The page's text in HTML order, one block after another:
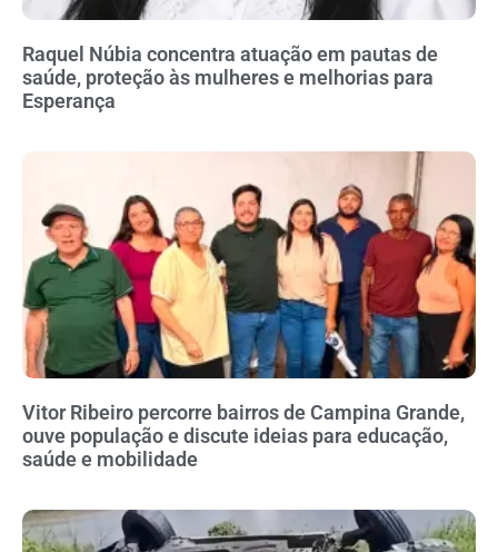
Raquel Núbia concentra atuação em pautas de
saúde, proteção às mulheres e melhorias para
Esperança
Vitor Ribeiro percorre bairros de Campina Grande,
ouve população e discute ideias para educação,
saúde e mobilidade